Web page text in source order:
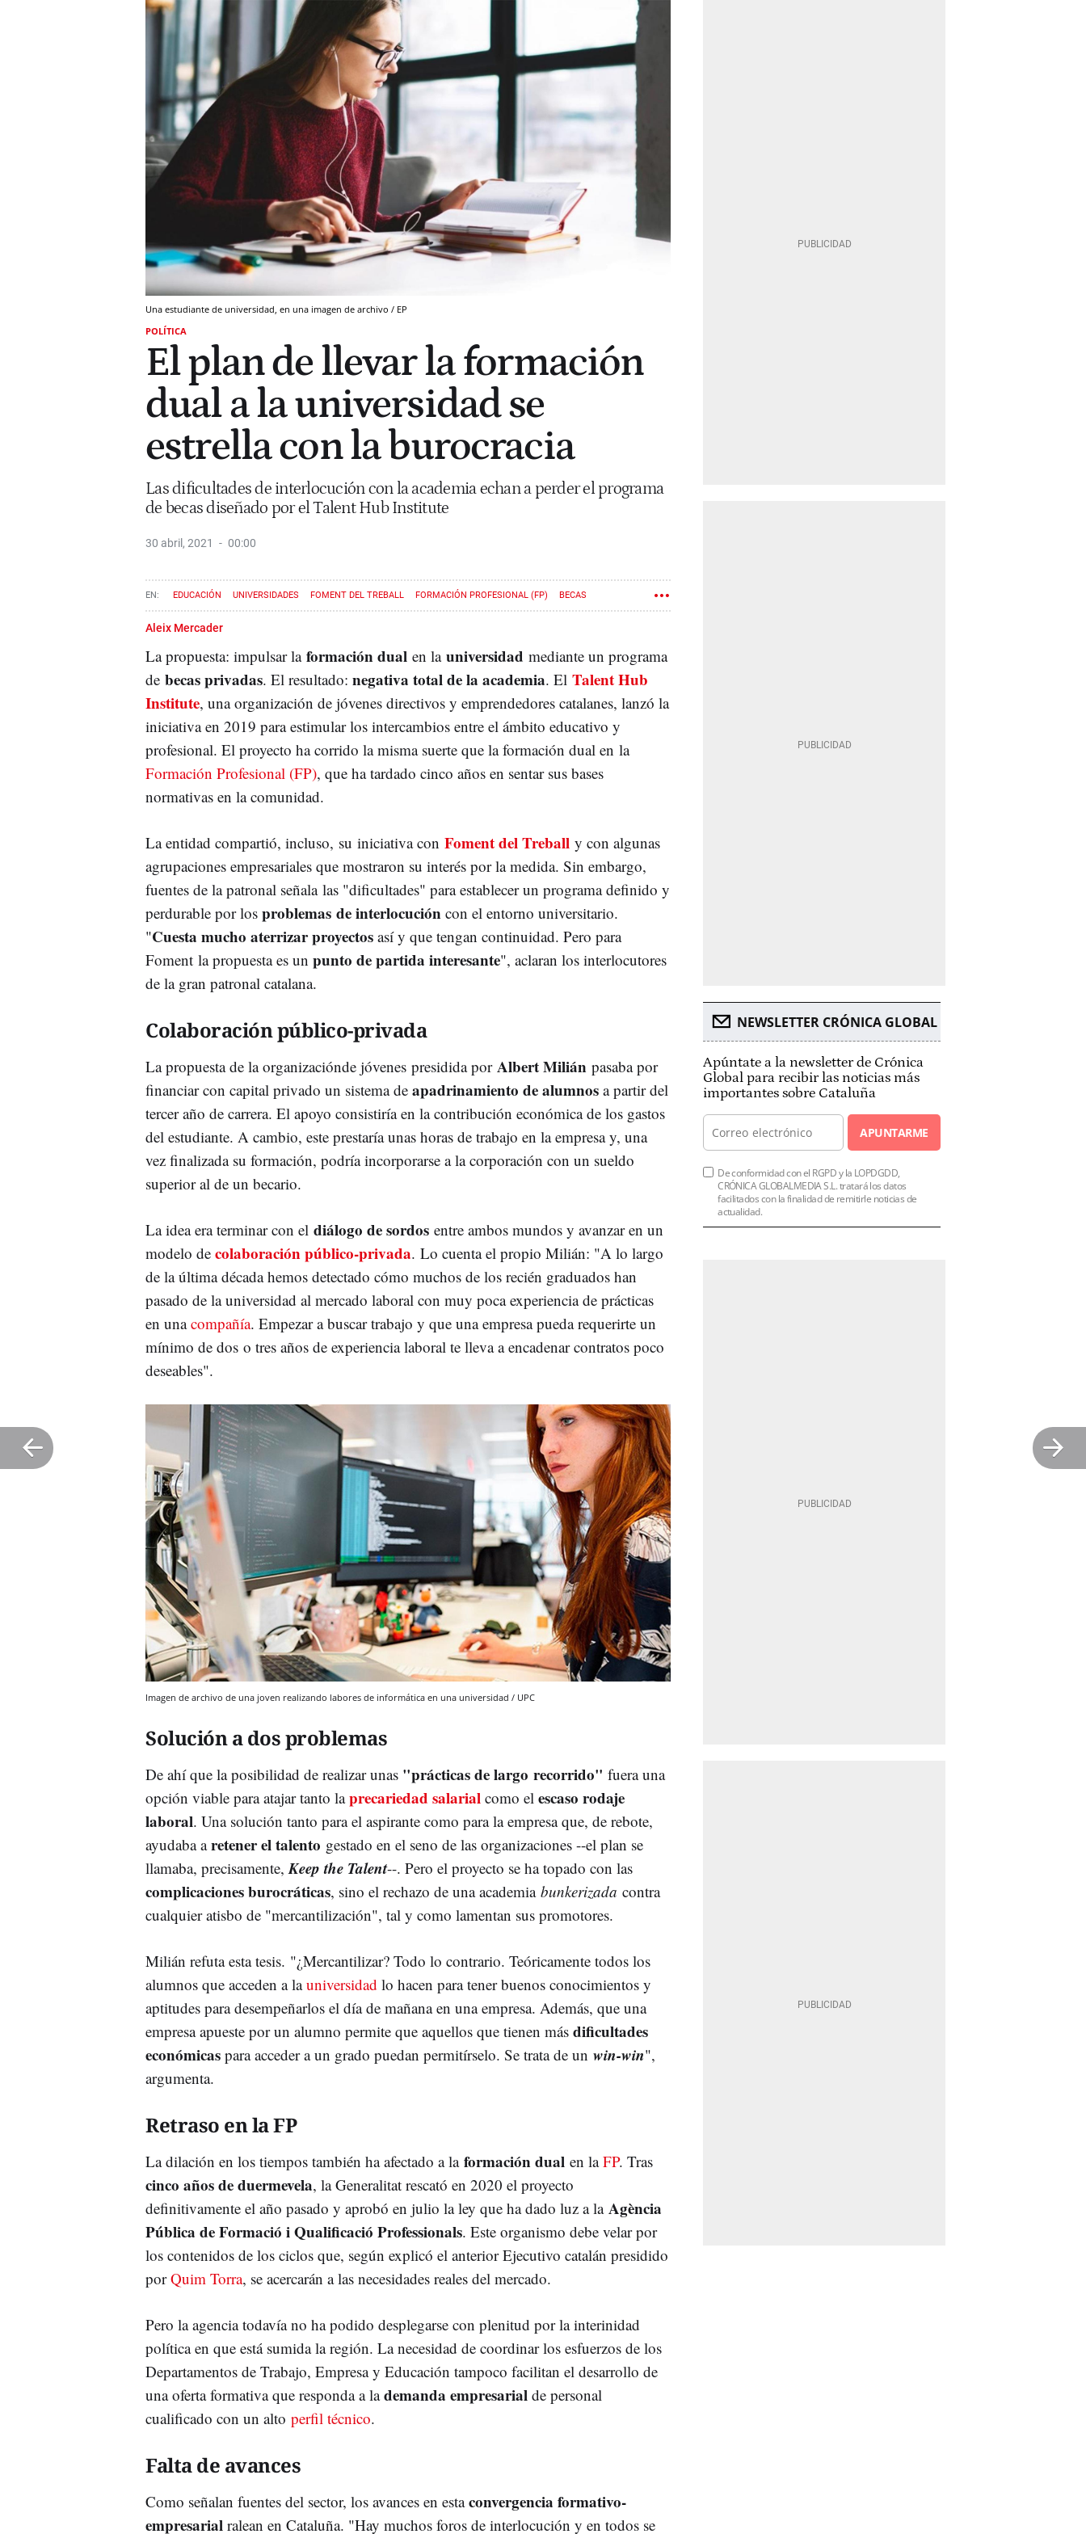
Una estudiante de universidad, en una imagen de archivo / EP
POLÍTICA
El plan de llevar la formación
dual a la universidad se
estrella con la burocracia
Las dificultades de interlocución con la academia echan a perder el programa
de becas diseñado por el Talent Hub Institute
30 abril, 2021 00:00
EDUCACIÓN UNIVERSIDADES FOMENT DEL TREBALL FORMACIÓN PROFESIONAL (FP) BECAS
Aleix Mercader
La propuesta: impulsar la formación dual en la universidad mediante un programa
de becas privadas. El resultado: negativa total de la academia. El Talent Hub
Institute, una organización de jóvenes directivos y emprendedores catalanes, lanzó la
iniciativa en 2019 para estimular los intercambios entre el ámbito educativo y
profesional. El proyecto ha corrido la misma suerte que la formación dual en la
Formación Profesional (FP), que ha tardado cinco años en sentar sus bases
normativas en la comunidad.
La entidad compartió, incluso, su iniciativa con Foment del Treball y con algunas
agrupaciones empresariales que mostraron su interés por la medida. Sin embargo,
fuentes de la patronal señala las "dificultades" para establecer un programa definido y
perdurable por los problemas de interlocución con el entorno universitario.
"Cuesta mucho aterrizar proyectos así y que tengan continuidad. Pero para
Foment la propuesta es un punto de partida interesante", aclaran los interlocutores
de la gran patronal catalana.
Colaboración público-privada
La propuesta de la organizaciónde jóvenes presidida por Albert Milián pasaba por
financiar con capital privado un sistema de apadrinamiento de alumnos a partir del
tercer año de carrera. El apoyo consistiría en la contribución económica de los gastos
del estudiante. A cambio, este prestaría unas horas de trabajo en la empresa y, una
vez finalizada su formación, podría incorporarse a la corporación con un sueldo
superior al de un becario.
La idea era terminar con el diálogo de sordos entre ambos mundos y avanzar en un
modelo de colaboración público-privada. Lo cuenta el propio Milián: "A lo largo
de la última década hemos detectado cómo muchos de los recién graduados han
pasado de la universidad al mercado laboral con muy poca experiencia de prácticas
en unacompañía. Empezar a buscar trabajo y que una empresa pueda requerirte un
mínimo de dos o tres años de experiencia laboral te lleva a encadenar contratos poco
deseables".
Imagen de archivo de una joven realizando labores de informática en una universidad / UPC
Solución a dos problemas
De ahí que la posibilidad de realizar unas "prácticas de largo recorrido" fuera una
opción viable para atajar tanto laprecariedad salarial como el escaso rodaje
laboral. Una solución tanto para el aspirante como para la empresa que, de rebote,
ayudaba aretener el talento gestado en el seno de las organizaciones --el plan se
llamaba, precisamente,Keep the Talent--. Pero el proyecto se ha topado con las
complicaciones burocráticas, sino el rechazo de una academia bunkerizada contra
cualquier atisbo de "mercantilización", tal y como lamentan sus promotores.
Milián refuta esta tesis. "¿Mercantilizar? Todo lo contrario. Teóricamente todos los
alumnos que acceden a launiversidad lo hacen para tener buenos conocimientos y
aptitudes para desempeñarlos el día de mañana en una empresa. Además, que una
empresa apueste por un alumno permite que aquellos que tienen más dificultades
económicas para acceder a un grado puedan permitírselo. Se trata de un win-win",
argumenta.
Retraso en la FP
La dilación en los tiempos también ha afectado a la formación dual en laFP. Tras
cinco años de duermevela, la Generalitat rescató en 2020 el proyecto
definitivamente el año pasado y aprobó en julio la ley que ha dado luz a la Agència
Pública de Formació i Qualificació Professionals. Este organismo debe velar por
los contenidos de los ciclos que, según explicó el anterior Ejecutivo catalán presidido
porQuim Torra, se acercarán a las necesidades reales del mercado.
Pero la agencia todavía no ha podido desplegarse con plenitud por la interinidad
política en que está sumida la región. La necesidad de coordinar los esfuerzos de los
Departamentos de Trabajo, Empresa y Educación tampoco facilitan el desarrollo de
una oferta formativa que responda a lademanda empresarial de personal
cualificado con un alto perfil técnico.
Falta de avances
Como señalan fuentes del sector, los avances en estaconvergencia formativo-
empresarial ralean en Cataluña. "Hay muchos foros de interlocución y en todos se
NEWSLETTER CRÓNICA GLOBAL
Apúntate a la newsletter de Crónica
Global para recibir las noticias más
importantes sobre Cataluña
APUNTARME
De conformidad con el RGPD y la LOPDGDD,
CRÓNICA GLOBALMEDIA S.L. tratará los datos
facilitados con la finalidad de remitirle noticias de
actualidad.